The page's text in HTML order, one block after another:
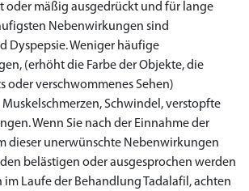
oder mäßig ausgedrückt und für lange
Nebenwirkungen sind
Dyspepsie. Weniger häufige
(erhöht die Farbe der Objekte, die
oder verschwommenes Sehen)
Muskelschmerzen, Schwindel, verstopfte
Wenn Sie nach der Einnahme der
dieser unerwünschte Nebenwirkungen
belästigen oder ausgesprochen werden
Laufe der Behandlung Tadalafil, achten